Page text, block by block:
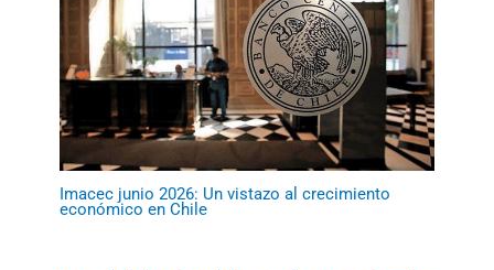
Imacec junio 2026: Un vistazo al crecimiento
económico en Chile